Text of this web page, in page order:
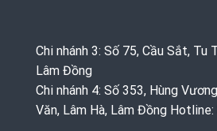
Chi nhánh 3: Số 75, Cầu Sắt, Tu
Lâm Đồng
Chi nhánh 4: Số 353, Hùng
Văn, Lâm Hà, Lâm Đồng